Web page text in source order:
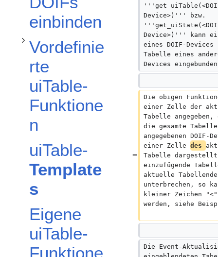
einbinden
Vordefinie
rte
uiTable-
Funktione
n
uiTable-
Template
s
Eigene
uiTable-
Funktione
-Befehl umschalten
Device>)''' bzw.
Device>)''' kann
eines DOIF-
Tabelle eines
Devices
Die obigen
einer Zelle der
Tabelle
die gesamte
angegebenen DOIF-
einer Zelle des
Tabelle
einzufügende
aktuelle
unterbrechen, so
kleiner Zeichen
werden, siehe
Die Event-